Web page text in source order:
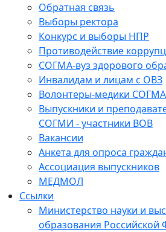
Обратная связь
Выборы ректора
Конкурс и выборы НПР
Противодействие
СОГМА-вуз здорового
Инвалидам и лицам с ОВЗ
Волонтеры-медики СОГМА
Выпускники и
СОГМИ - участники ВОВ
Вакансии
Анкета для опроса
Ассоциация выпускников
МЕДМОЛ
Ссылки
Министерство науки и
образования Российской